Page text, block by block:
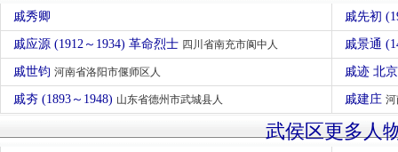
戚秀卿 戚先初
戚应源 (1912～1934) 革命烈士 四川省南充市阆中人 戚景通
戚世钧 河南省洛阳市偃师区人 戚迹 北
戚夯 (1893～1948) 山东省德州市武城县人 戚建庄
武侯区更多人